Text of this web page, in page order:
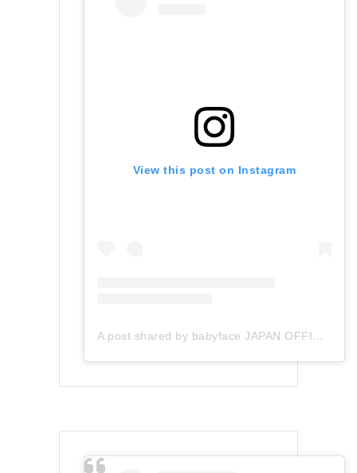
View this post on Instagram
A post shared by babyface JAPAN OFFICIAL (@babyface_japan)